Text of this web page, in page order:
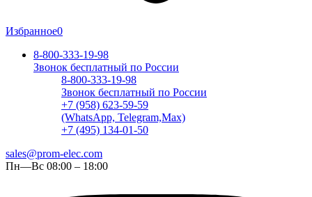
Избранное0
8-800-333-19-98
Звонок бесплатный по России
8-800-333-19-98
Звонок бесплатный по России
+7 (958) 623-59-59
(WhatsApp, Telegram,Max)
+7 (495) 134-01-50
sales@prom-elec.com
Пн—Вс 08:00 – 18:00